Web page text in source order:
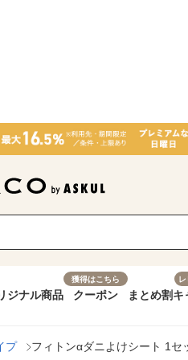
ジナル商品
獲得はこちら
クーポン まとめ割キ
プ フィトンαダニよけシート 1セ